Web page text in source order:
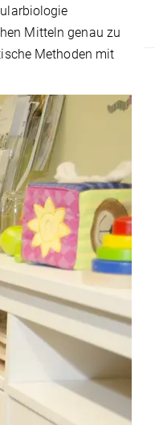
Mitteln genau zu
Methoden mit